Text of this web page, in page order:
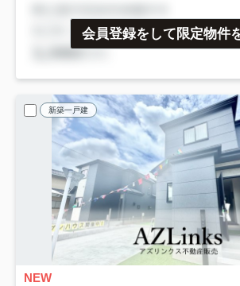
会員登録をして限定物件
新築一戸建
NEW